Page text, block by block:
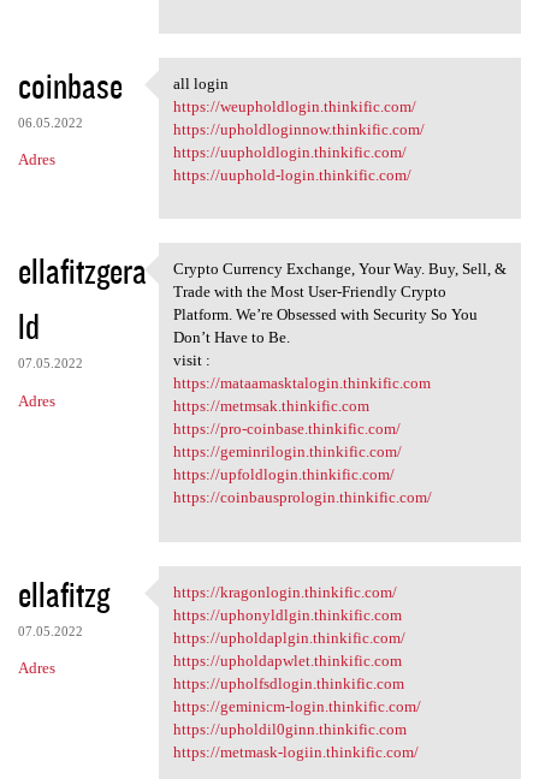
coinbase
06.05.2022
Adres
all login
all login
https://weupholdlogin.thinkific.com/
https://upholdloginnow.thinkific.com/
https://uupholdlogin.thinkific.com/
https://uuphold-login.thinkific.com/
ellafitzgera
ld
07.05.2022
Adres
Crypto Currency Exchange,
Crypto Currency Exchange, Your Way. Buy, Sell, &
Trade with the Most User-Friendly Crypto
Platform. We’re Obsessed with Security So You
Don’t Have to Be.
visit :
https://mataamasktalogin.thinkific.com
https://metmsak.thinkific.com
https://pro-coinbase.thinkific.com/
https://geminrilogin.thinkific.com/
https://upfoldlogin.thinkific.com/
https://coinbausprologin.thinkific.com/
ellafitzg
07.05.2022
Adres
https://kragonlogin.thinkific
https://kragonlogin.thinkific.com/
https://uphonyldlgin.thinkific.com
https://upholdaplgin.thinkific.com/
https://upholdapwlet.thinkific.com
https://upholfsdlogin.thinkific.com
https://geminicm-login.thinkific.com/
https://upholdil0ginn.thinkific.com
https://metmask-logiin.thinkific.com/